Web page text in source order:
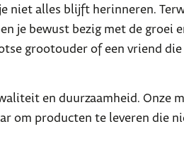
niet alles blijft herinneren.
je bewust bezig met de groei
grootouder of een vriend
en duurzaamheid. Onze
om producten te leveren die